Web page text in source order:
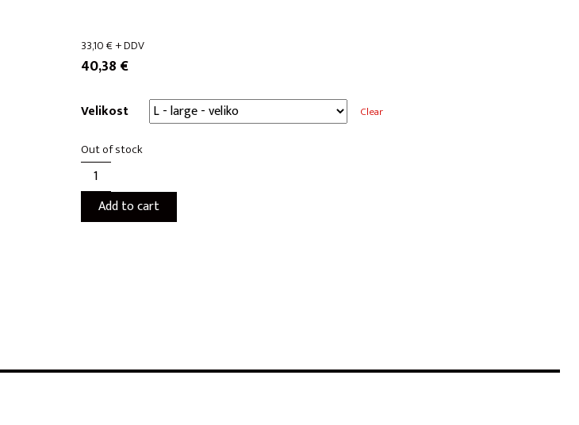
33,10€+ DDV
40,38 €
Velikost Clear
Out of stock
Add to cart